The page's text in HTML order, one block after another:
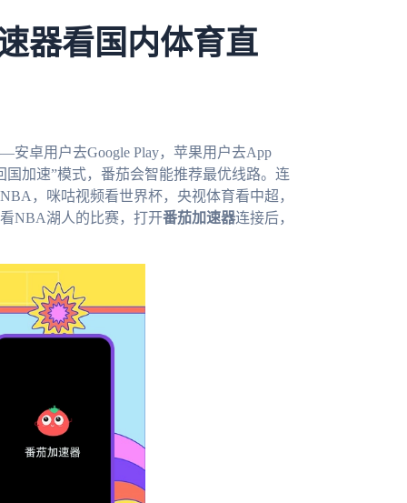
器看国内体育直
卓用户去Google Play，苹果用户去App
加速”模式，番茄会智能推荐最优线路。连
，咪咕视频看世界杯，央视体育看中超，
NBA湖人的比赛，打开番茄加速器连接后，